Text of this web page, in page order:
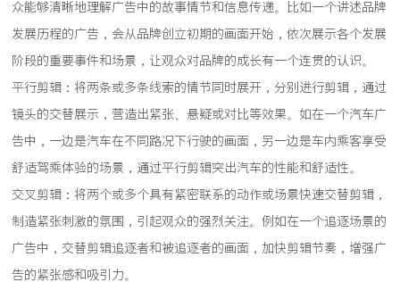
众能够清晰地理解广告中的故事情节和信息传递。比如一个讲述品牌
发展历程的广告，会从品牌创立初期的画面开始，依次展示各个发展
阶段的重要事件和场景，让观众对品牌的成长有一个连贯的认识。
平行剪辑：将两条或多条线索的情节同时展开，分别进行剪辑，通过
镜头的交替展示，营造出紧张、悬疑或对比等效果。如在一个汽车广
告中，一边是汽车在不同路况下行驶的画面，另一边是车内乘客享受
舒适驾乘体验的场景，通过平行剪辑突出汽车的性能和舒适性。
交叉剪辑：将两个或多个具有紧密联系的动作或场景快速交替剪辑，
制造紧张刺激的氛围，引起观众的强烈关注。例如在一个追逐场景的
广告中，交替剪辑追逐者和被追逐者的画面，加快剪辑节奏，增强广
告的紧张感和吸引力。